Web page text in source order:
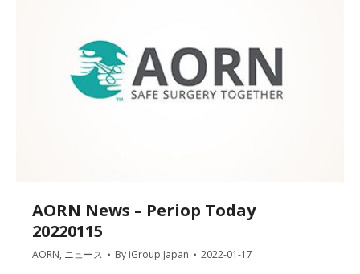
AORN News – Periop Today
20220115
AORN, ニュース By iGroup Japan 2022-01-17